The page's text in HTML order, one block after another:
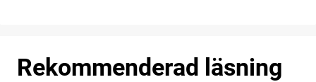
Rekommenderad läsning